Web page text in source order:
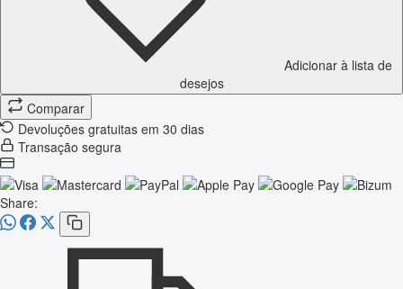
Adicionar à lista de
desejos
Comparar
Devoluções gratuitas em 30 dias
Transação segura
Share: